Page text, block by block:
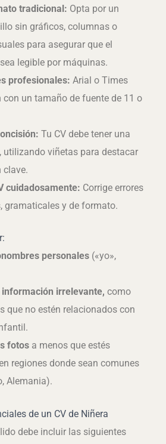
tradicional: Opta por un
sin gráficos, columnas o
para asegurar que el
legible por máquinas.
profesionales: Arial o Times
con un tamaño de fuente de 11 o
Tu CV debe tener una
utilizando viñetas para destacar
clave.
cuidadosamente: Corrige errores
gramaticales y de formato.
personales («yo»,
información irrelevante, como
que no estén relacionados con
fotos a menos que estés
regiones donde sean comunes
Alemania).
de un CV de Niñera
debe incluir las siguientes